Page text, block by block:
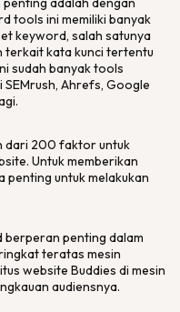
tools ini memiliki banyak
keyword, salah satunya
terkait kata kunci tertentu
sudah banyak tools
Ahrefs, Google
dari 200 faktor untuk
Untuk memberikan
penting untuk melakukan
berperan penting dalam
teratas mesin
website Buddies di mesin
audiensnya.